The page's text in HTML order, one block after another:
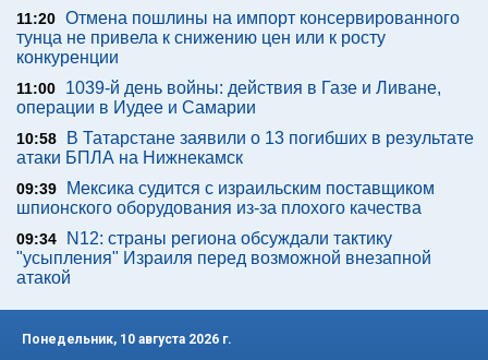
11:20 Отмена пошлины на импорт консервированного
тунца не привела к снижению цен или к росту
конкуренции
11:00
1039-й день войны: действия в Газе и Ливане,
операции в Иудее и Самарии
10:58
В Татарстане заявили о 13 погибших в результате
атаки БПЛА на Нижнекамск
09:39
Мексика судится с израильским поставщиком
шпионского оборудования из-за плохого качества
09:34
N12: страны региона обсуждали тактику
"усыпления" Израиля перед возможной внезапной
атакой
Понедельник, 10 августа 2026 г.